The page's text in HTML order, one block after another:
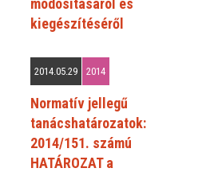
módosításáról és
kiegészítéséről
2014.05.29 2014
Normatív jellegű
tanácshatározatok:
2014/151. számú
HATÁROZAT a